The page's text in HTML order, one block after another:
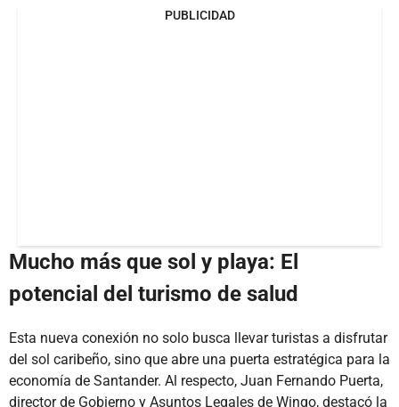
PUBLICIDAD
Mucho más que sol y playa: El
potencial del turismo de salud
Esta nueva conexión no solo busca llevar turistas a disfrutar
del sol caribeño, sino que abre una puerta estratégica para la
economía de Santander. Al respecto, Juan Fernando Puerta,
director de Gobierno y Asuntos Legales de Wingo, destacó la